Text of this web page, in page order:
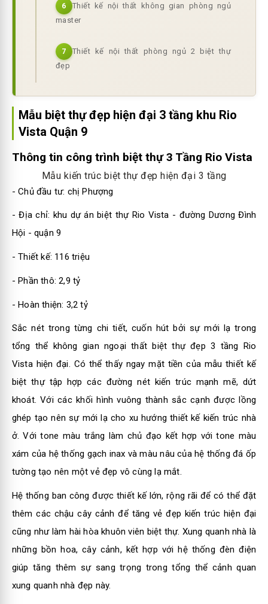
6
Thiết kế nội thất không gian phòng ngủ
master
7
Thiết kế nội thất phòng ngủ 2 biệt thự
đẹp
Mẫu biệt thự đẹp hiện đại 3 tầng khu Rio
Vista Quận 9
Thông tin công trình biệt thự 3 Tầng Rio Vista
Mẫu kiến trúc biệt thự đẹp hiện đại 3 tầng
- Chủ đầu tư: chị Phượng
- Địa chỉ: khu dự án biệt thự Rio Vista - đường Dương Đình
Hội - quận 9
- Thiết kế: 116 triệu
- Phần thô: 2,9 tỷ
- Hoàn thiện: 3,2 tỷ
Sắc nét trong từng chi tiết, cuốn hút bởi sự mới lạ trong
tổng thể không gian ngoại thất biệt thự đẹp 3 tầng Rio
Vista hiện đại. Có thể thấy ngay mặt tiền của mẫu thiết kế
biệt thự tập hợp các đường nét kiến trúc mạnh mẽ, dứt
khoát. Với các khối hình vuông thành sắc cạnh được lồng
ghép tạo nên sự mới lạ cho xu hướng thiết kế kiến trúc nhà
ở. Với tone màu trắng làm chủ đạo kết hợp với tone màu
xám của hệ thống gạch inax và màu nâu của hệ thống đá ốp
tường tạo nên một vẻ đẹp vô cùng lạ mắt.
Hệ thống ban công được thiết kế lớn, rộng rãi để có thể đặt
thêm các chậu cây cảnh để tăng vẻ đẹp kiến trúc hiện đại
cũng như làm hài hòa khuôn viên biệt thự. Xung quanh nhà là
những bồn hoa, cây cảnh, kết hợp với hệ thống đèn điện
giúp tăng thêm sự sang trọng trong tổng thể cảnh quan
xung quanh nhà đẹp này.